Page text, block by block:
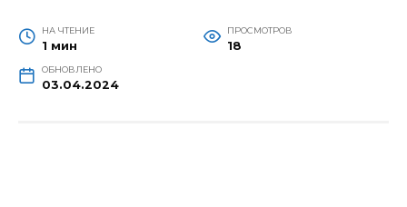
НА ЧТЕНИЕ
1 мин
ПРОСМОТРОВ
18
ОБНОВЛЕНО
03.04.2024